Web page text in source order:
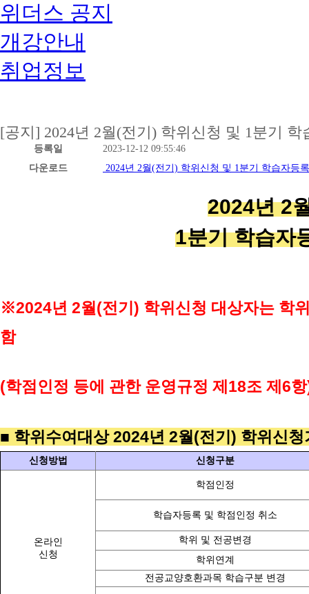
위더스 공지
개강안내
취업정보
[공지] 2024년 2월(전기) 학위신청 및 1분기
등록일
2023-12-12 09:55:46
다운로드
2024년 2월(전기) 학위신청 및 1분기 학습자등
2024년 2
1분기학습자
※2024년 2월(전기) 학위신청 대상자는 학
함
(학점인정 등에 관한 운영규정 제18조 제6
■ 학위수여대상 2024년 2월(전기) 학위신청
신청방법 신청구분
온라인
신청
학점인정
학습자등록 및 학점인정 취소
학위 및 전공변경
학위연계
전공교양호환과목 학습구분 변경